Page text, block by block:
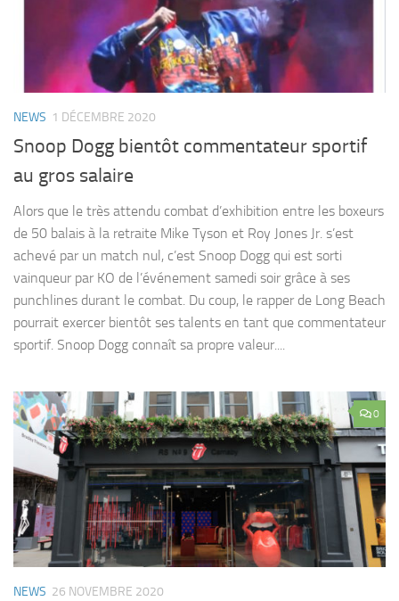
NEWS 1 DÉCEMBRE 2020
Snoop Dogg bientôt commentateur sportif
au gros salaire
Alors que le très attendu combat d’exhibition entre les boxeurs
de 50 balais à la retraite Mike Tyson et Roy Jones Jr. s’est
achevé par un match nul, c’est Snoop Dogg qui est sorti
vainqueur par KO de l’événement samedi soir grâce à ses
punchlines durant le combat. Du coup, le rapper de Long Beach
pourrait exercer bientôt ses talents en tant que commentateur
sportif. Snoop Dogg connaît sa propre valeur....
0
NEWS 26 NOVEMBRE 2020